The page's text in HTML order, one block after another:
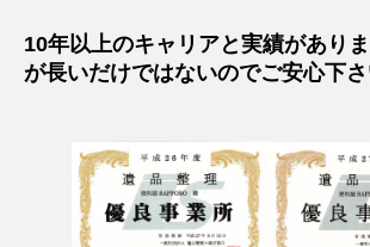
10年以上のキャリアと実績があり
が長いだけではないのでご安心下さ